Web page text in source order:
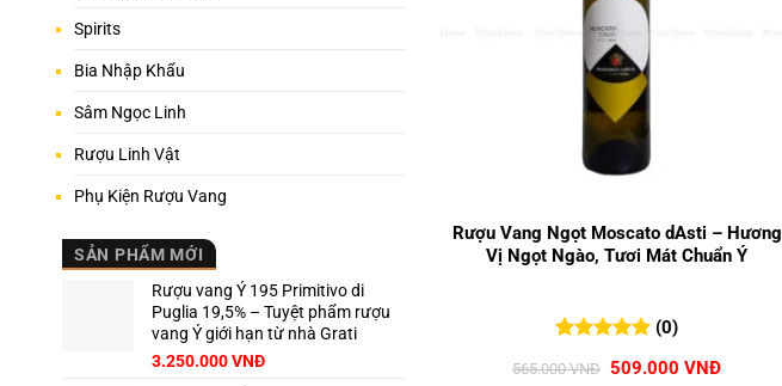
Spirits
Bia Nhập Khẩu
Sâm Ngọc Linh
Rượu Linh Vật
Phụ Kiện Rượu Vang
SẢN PHẨM MỚI
Rượu vang Ý 195 Primitivo di
Puglia 19,5% – Tuyệt phẩm rượu
vang Ý giới hạn từ nhà Grati
3.250.000VNĐ
Rượu Vang Ngọt Moscato dAsti – Hương
Vị Ngọt Ngào, Tươi Mát Chuẩn Ý
đánh giá
(0)
565.000VNĐ Giá
509.000VNĐGiá